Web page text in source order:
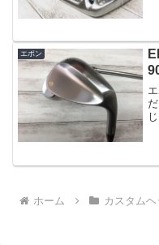
エポン
ホーム カスタムヘ